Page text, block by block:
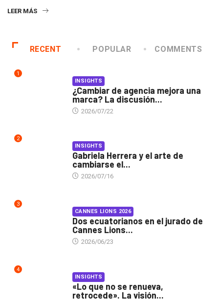
LEER MÁS
RECENT POPULAR COMMENTS
1
INSIGHTS
¿Cambiar de agencia mejora una
marca? La discusión...
2026/07/22
2
INSIGHTS
Gabriela Herrera y el arte de
cambiarse el...
2026/07/16
3
CANNES LIONS 2026
Dos ecuatorianos en el jurado de
Cannes Lions...
2026/06/23
4
INSIGHTS
«Lo que no se renueva,
retrocede». La visión...